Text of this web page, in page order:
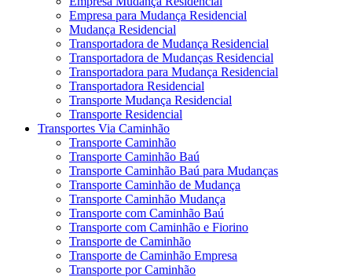
Empresa para Mudança Residencial
Mudança Residencial
Transportadora de Mudança Residencial
Transportadora de Mudanças Residencial
Transportadora para Mudança Residencial
Transportadora Residencial
Transporte Mudança Residencial
Transporte Residencial
Transportes Via Caminhão
Transporte Caminhão
Transporte Caminhão Baú
Transporte Caminhão Baú para Mudanças
Transporte Caminhão de Mudança
Transporte Caminhão Mudança
Transporte com Caminhão Baú
Transporte com Caminhão e Fiorino
Transporte de Caminhão
Transporte de Caminhão Empresa
Transporte por Caminhão